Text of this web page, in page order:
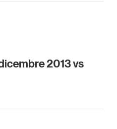
2013 vs